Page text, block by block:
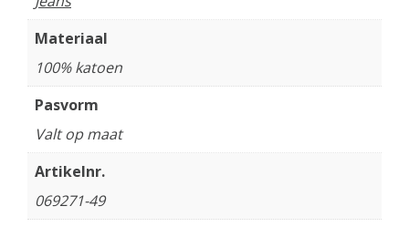
Materiaal
100% katoen
Pasvorm
Valt op maat
Artikelnr.
069271-49